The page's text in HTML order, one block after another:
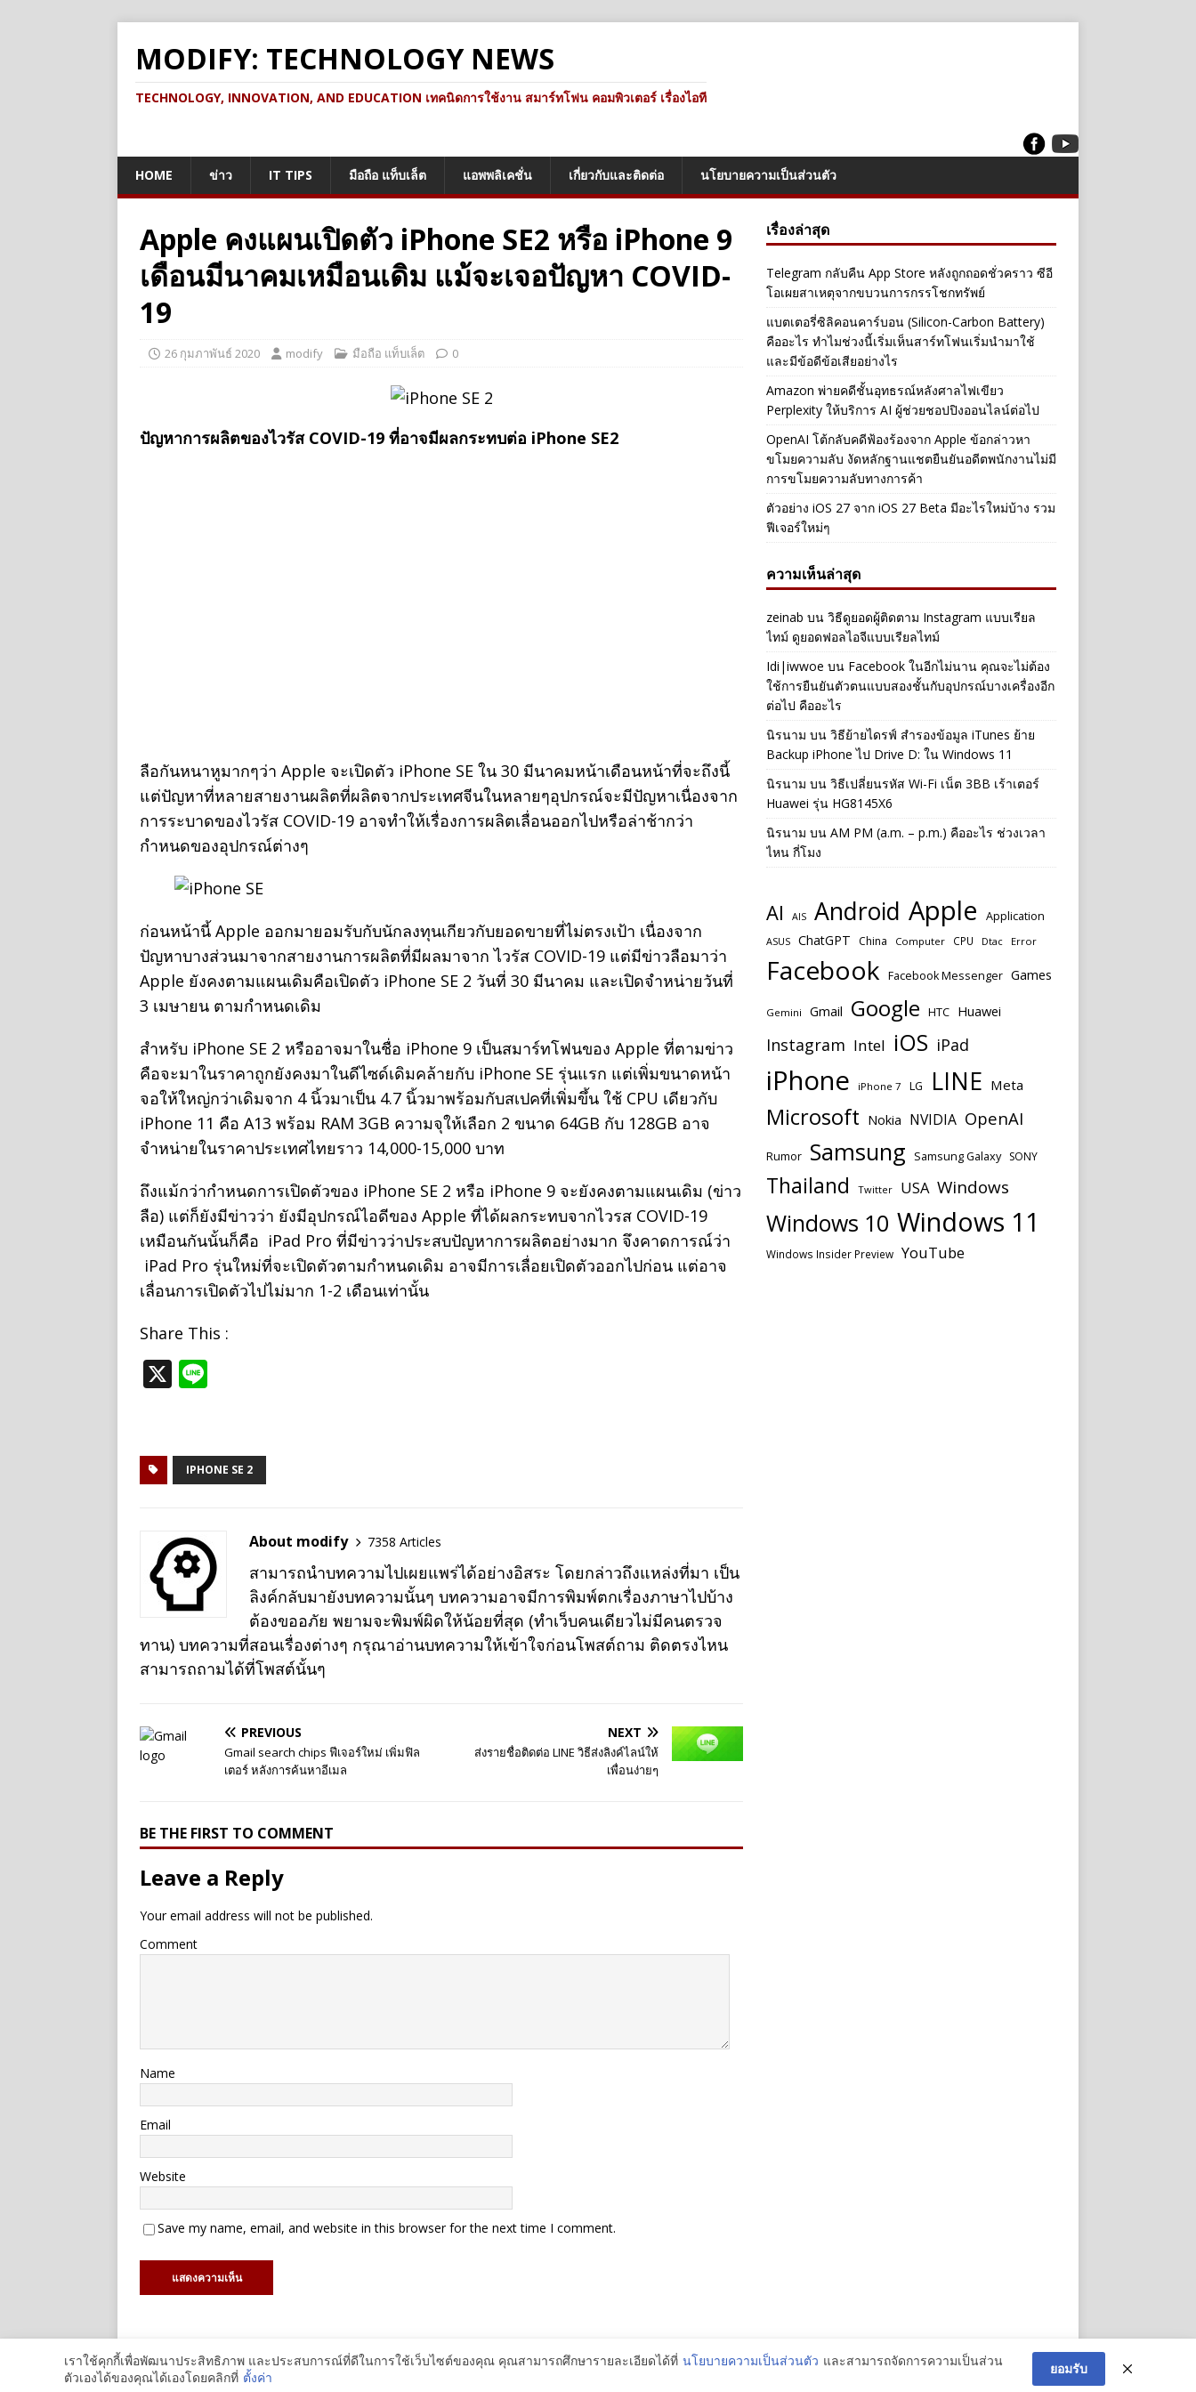
MODIFY: TECHNOLOGY NEWS
TECHNOLOGY, INNOVATION, AND EDUCATION เทคนิดการใช้งาน สมาร์ทโฟน คอมพิวเตอร์ เรื่องไอที
HOME ข่าว IT TIPS มือถือ แท็บเล็ต แอพพลิเคชั่น เกี่ยวกับและติดต่อ นโยบายความเป็นส่วนตัว
Apple คงแผนเปิดตัว iPhone SE2 หรือ iPhone 9
เดือนมีนาคมเหมือนเดิม แม้จะเจอปัญหา COVID-
19
26 กุมภาพันธ์ 2020 modify มือถือ แท็บเล็ต 0
ปัญหาการผลิตของไวรัส COVID-19 ที่อาจมีผลกระทบต่อ iPhone SE2
ลือกันหนาหูมากๆว่า Apple จะเปิดตัว iPhone SE ใน 30 มีนาคมหน้าเดือนหน้าที่จะถึงนี้
แต่ปัญหาที่หลายสายงานผลิตที่ผลิตจากประเทศจีนในหลายๆอุปกรณ์จะมีปัญหาเนื่องจาก
การระบาดของไวรัส COVID-19 อาจทำให้เรื่องการผลิตเลื่อนออกไปหรือล่าช้ากว่า
กำหนดของอุปกรณ์ต่างๆ
ก่อนหน้านี้ Apple ออกมายอมรับกับนักลงทุนเกียวกับยอดขายที่ไม่ตรงเป้า เนื่องจาก
ปัญหาบางส่วนมาจากสายงานการผลิตที่มีผลมาจาก ไวรัส COVID-19 แต่มีข่าวลือมาว่า
Apple ยังคงตามแผนเดิมคือเปิดตัว iPhone SE 2 วันที่ 30 มีนาคม และเปิดจำหน่ายวันที่
3 เมษายน ตามกำหนดเดิม
สำหรับ iPhone SE 2 หรืออาจมาในชื่อ iPhone 9 เป็นสมาร์ทโฟนของ Apple ที่ตามข่าว
คือจะมาในราคาถูกยังคงมาในดีไซด์เดิมคล้ายกับ iPhone SE รุ่นแรก แต่เพิ่มขนาดหน้า
จอให้ใหญ่กว่าเดิมจาก 4 นิ้วมาเป็น 4.7 นิ้วมาพร้อมกับสเปคที่เพิ่มขึ้น ใช้ CPU เดียวกับ
iPhone 11 คือ A13 พร้อม RAM 3GB ความจุให้เลือก 2 ขนาด 64GB กับ 128GB อาจ
จำหน่ายในราคาประเทศไทยราว 14,000-15,000 บาท
ถึงแม้กว่ากำหนดการเปิดตัวของ iPhone SE 2 หรือ iPhone 9 จะยังคงตามแผนเดิม (ข่าว
ลือ) แต่ก็ยังมีข่าวว่า ยังมีอุปกรณ์ไอดีของ Apple ที่ได้ผลกระทบจากไวรส COVID-19
เหมือนกันนั้นก็คือ iPad Pro ที่มีข่าวว่าประสบปัญหาการผลิตอย่างมาก จึงคาดการณ์ว่า
iPad Pro รุ่นใหม่ที่จะเปิดตัวตามกำหนดเดิม อาจมีการเลื่อยเปิดตัวออกไปก่อน แต่อาจ
เลื่อนการเปิดตัวไปไม่มาก 1-2 เดือนเท่านั้น
Share This :
X
IPHONE SE 2
About modify 7358 Articles
สามารถนำบทความไปเผยแพร่ได้อย่างอิสระ โดยกล่าวถึงแหล่งที่มา เป็น
ลิงค์กลับมายังบทความนั้นๆ บทความอาจมีการพิมพ์ตกเรื่องภาษาไปบ้าง
ต้องขออภัย พยามจะพิมพ์ผิดให้น้อยที่สุด (ทำเว็บคนเดียวไม่มีคนตรวจ
ทาน) บทความที่สอนเรื่องต่างๆ กรุณาอ่านบทความให้เข้าใจก่อนโพสต์ถาม ติดตรงไหน
สามารถถามได้ที่โพสต์นั้นๆ
PREVIOUS
Gmail search chips ฟีเจอร์ใหม่ เพิ่มฟิล
เตอร์ หลังการค้นหาอีเมล
NEXT
ส่งรายชื่อติดต่อ LINE วิธีส่งลิงค์ไลน์ให้
เพื่อนง่ายๆ
BE THE FIRST TO COMMENT
Leave a Reply
Your email address will not be published.
Comment
Name
Email
Website
Save my name, email, and website in this browser for the next time I comment.
เรื่องล่าสุด
Telegram กลับคืน App Store หลังถูกถอดชั่วคราว ซีอี
โอเผยสาเหตุจากขบวนการกรรโชกทรัพย์
แบตเตอรี่ซิลิคอนคาร์บอน (Silicon-Carbon Battery)
คืออะไร ทำไมช่วงนี้เริ่มเห็นสาร์ทโฟนเริ่มนำมาใช้
และมีข้อดีข้อเสียอย่างไร
Amazon พ่ายคดีชั้นอุทธรณ์หลังศาลไฟเขียว
Perplexity ให้บริการ AI ผู้ช่วยชอปปิงออนไลน์ต่อไป
OpenAI โต้กลับคดีฟ้องร้องจาก Apple ข้อกล่าวหา
ขโมยความลับ งัดหลักฐานแชตยืนยันอดีตพนักงานไม่มี
การขโมยความลับทางการค้า
ตัวอย่าง iOS 27 จาก iOS 27 Beta มีอะไรใหม่บ้าง รวม
ฟีเจอร์ใหม่ๆ
ความเห็นล่าสุด
zeinab บน วิธีดูยอดผู้ติดตาม Instagram แบบเรียล
ไทม์ ดูยอดฟอลไอจีแบบเรียลไทม์
Idi|iwwoe บน Facebook ในอีกไม่นาน คุณจะไม่ต้อง
ใช้การยืนยันตัวตนแบบสองชั้นกับอุปกรณ์บางเครื่องอีก
ต่อไป คืออะไร
นิรนาม บน วิธีย้ายไดรฟ์ สำรองข้อมูล iTunes ย้าย
Backup iPhone ไป Drive D: ใน Windows 11
นิรนาม บน วิธีเปลี่ยนรหัส Wi-Fi เน็ต 3BB เร้าเตอร์
Huawei รุ่น HG8145X6
นิรนาม บน AM PM (a.m. – p.m.) คืออะไร ช่วงเวลา
ไหน กี่โมง
AI AIS Android Apple Application
ASUS ChatGPT China Computer CPU Dtac Error
Facebook Facebook Messenger Games
Gemini Gmail Google HTC Huawei
Instagram Intel iOS iPad
iPhone iPhone 7 LG LINE Meta
Microsoft Nokia NVIDIA OpenAI
Rumor Samsung Samsung Galaxy SONY
Thailand Twitter USA Windows
Windows 10 Windows 11
Windows Insider Preview YouTube
Copyright © 2012 - 2026 | modify.in.th | Theme by MH Themes
เราใช้คุกกี้เพื่อพัฒนาประสิทธิภาพ และประสบการณ์ที่ดีในการใช้เว็บไซต์ของคุณ คุณสามารถศึกษารายละเอียดได้ที่ นโยบายความเป็นส่วนตัว และสามารถจัดการความเป็นส่วน
ตัวเองได้ของคุณได้เองโดยคลิกที่ ตั้งค่า
ยอมรับ